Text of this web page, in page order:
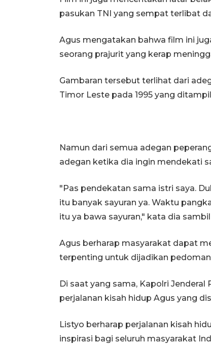
pasukan TNI yang sempat terlibat
Agus mengatakan bahwa film ini
seorang prajurit yang kerap
Gambaran tersebut terlihat dari
Timor Leste pada 1995 yang
Namun dari semua adegan
adegan ketika dia ingin mendekati
"Pas pendekatan sama istri saya.
itu banyak sayuran ya. Waktu
itu ya bawa sayuran," kata dia
Agus berharap masyarakat dapat
terpenting untuk dijadikan
Di saat yang sama, Kapolri
perjalanan kisah hidup Agus yang
Listyo berharap perjalanan kisah
inspirasi bagi seluruh masyarakat